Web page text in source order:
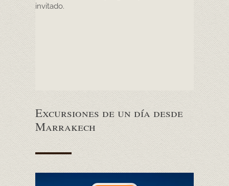
invitado.
Excursiones de un día desde
Marrakech